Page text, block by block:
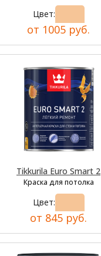
Цвет:
от 1005 руб.
Tikkurila Euro Smart 2
Краска для потолка
Цвет:
от 845 руб.